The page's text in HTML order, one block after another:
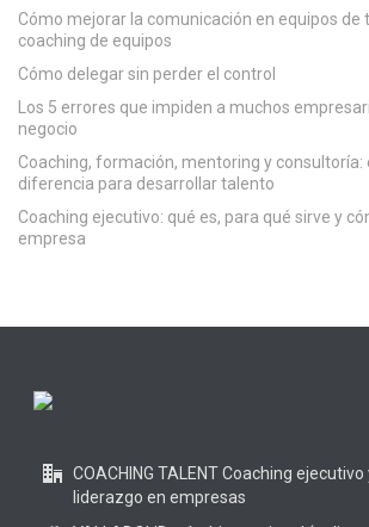
Cómo mejorar la comunicación en equipos de
coaching de equipos
Cómo delegar sin perder el control
Los 5 errores que impiden a muchos
negocio
Coaching, formación, mentoring y consultoría:
diferencia para desarrollar talento
Coaching ejecutivo: qué es, para qué sirve y
empresa
COACHING TALENT Coaching
liderazgo en empresas